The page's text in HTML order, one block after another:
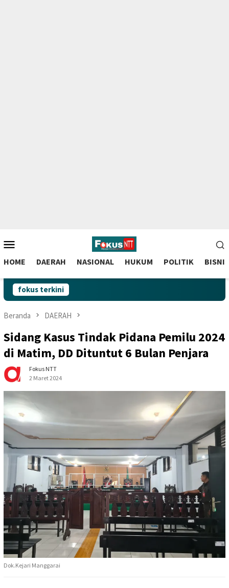
to
contentMobile
HOME DAERAH NASIONAL HUKUM POLITIK BISNIS
fokus terkini
Beranda DAERAH
Sidang Kasus Tindak Pidana Pemilu 2024
di Matim, DD Dituntut 6 Bulan Penjara
Fokus NTT
2 Maret 2024
Dok.Kejari Manggarai